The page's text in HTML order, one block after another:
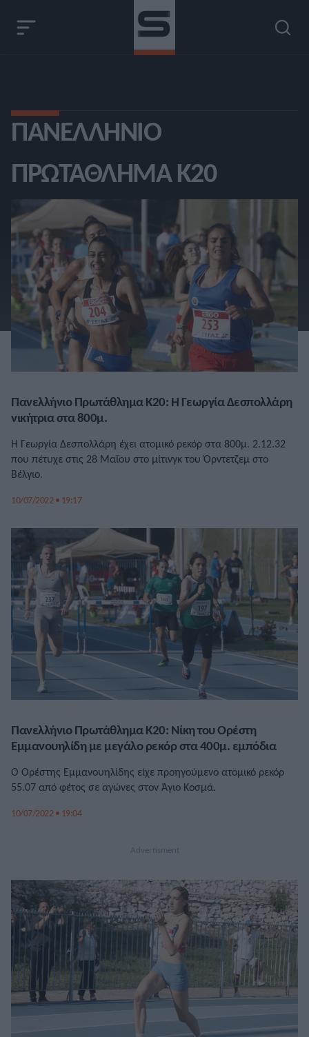
ΠΑΝΕΛΛΉΝΙΟ
ΠΡΩΤΆΘΛΗΜΑ Κ20
Πανελλήνιο Πρωτάθλημα Κ20: Η Γεωργία Δεσπολλάρη
νικήτρια στα 800μ.
Η Γεωργία Δεσπολλάρη έχει ατομικό ρεκόρ στα 800μ. 2.12.32
που πέτυχε στις 28 Μαΐου στο μίτινγκ του Όρντετζεμ στο
Βέλγιο.
10/07/2022 • 19:17
Πανελλήνιο Πρωτάθλημα Κ20: Νίκη του Ορέστη
Εμμανουηλίδη με μεγάλο ρεκόρ στα 400μ. εμπόδια
Ο Ορέστης Εμμανουηλίδης είχε προηγούμενο ατομικό ρεκόρ
55.07 από φέτος σε αγώνες στον Άγιο Κοσμά.
10/07/2022 • 19:04